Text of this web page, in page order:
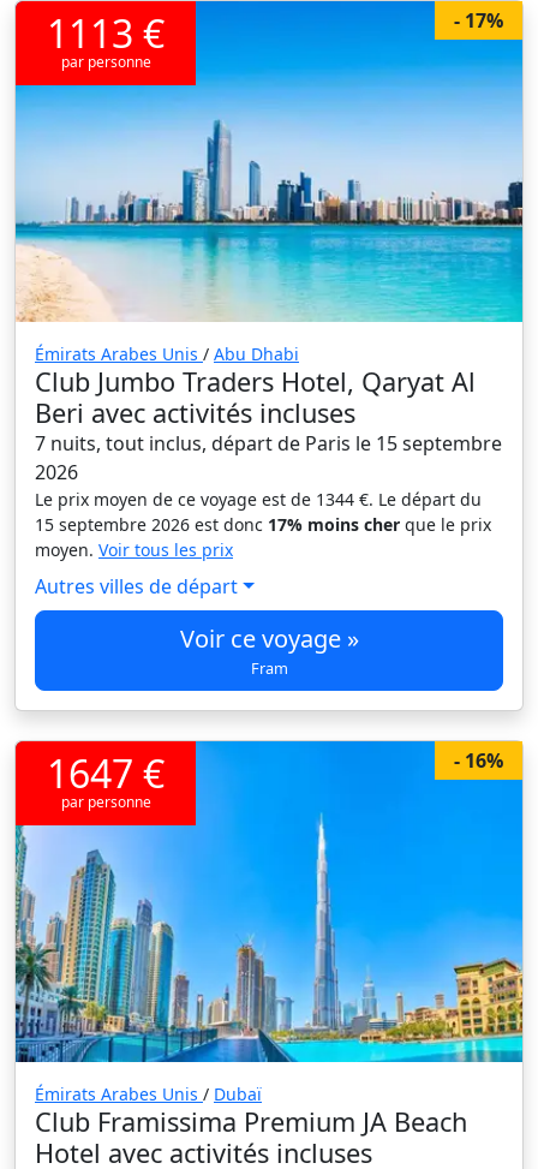
- 17%
1113 €
par personne
Émirats Arabes Unis / Abu Dhabi
Club Jumbo Traders Hotel, Qaryat Al
Beri avec activités incluses
7 nuits, tout inclus, départ de Paris le 15 septembre
2026
Le prix moyen de ce voyage est de 1344 €. Le départ du
15 septembre 2026 est donc 17% moins cher que le prix
moyen. Voir tous les prix
Autres villes de départ
Voir ce voyage »
Fram
- 16%
1647 €
par personne
Émirats Arabes Unis / Dubaï
Club Framissima Premium JA Beach
Hotel avec activités incluses